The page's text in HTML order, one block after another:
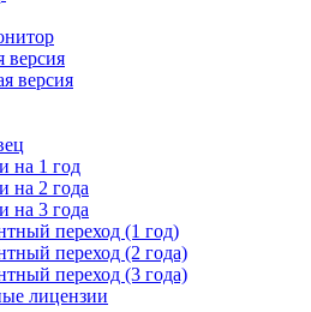
версия
версия
на 1 год
на 2 года
на 3 года
переход (1 год)
переход (2 года)
переход (3 года)
лицензии